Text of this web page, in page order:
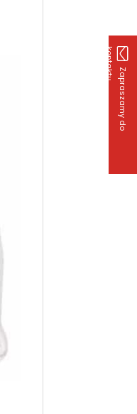
Z
a
p
r
a
s
z
a
m
y
d
o
k
o
n
t
a
k
t
u